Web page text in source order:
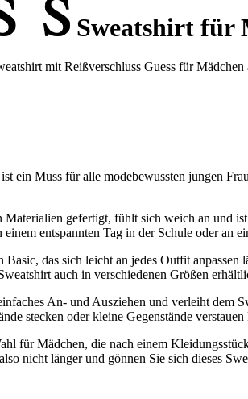
Sweatshirt für
mit Reißverschluss Guess für
ein Muss für alle modebewussten jungen
gefertigt, fühlt sich weich an und
entspannten Tag in der Schule oder an
Basic, das sich leicht an jedes Outfit
auch in verschiedenen Größen
An- und Ausziehen und verleiht
stecken oder kleine Gegenstände verstauen
für Mädchen, die nach einem
nicht länger und gönnen Sie sich dieses